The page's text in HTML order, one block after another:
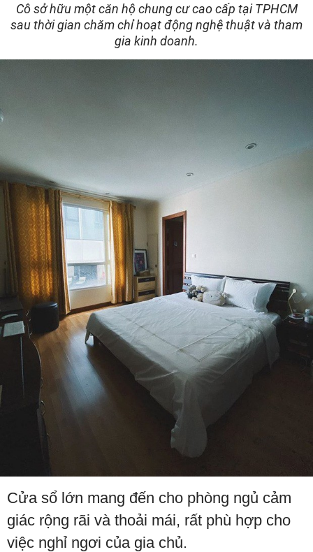
Cô sở hữu một căn hộ chung cư cao cấp tại TPHCM
sau thời gian chăm chỉ hoạt động nghệ thuật và tham
gia kinh doanh.
Cửa sổ lớn mang đến cho phòng ngủ cảm
giác rộng rãi và thoải mái, rất phù hợp cho
việc nghỉ ngơi của gia chủ.